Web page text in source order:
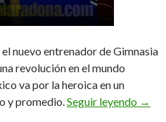
nuevo entrenador de Gimnasia
revolución en el mundo
va por la heroica en un
y promedio. Seguir leyendo →